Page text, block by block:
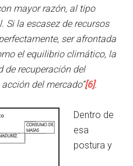
mayor razón, al tipo
Si la escasez de recursos
ser afrontada
el equilibrio climático, la
de recuperación del
del mercado”[6].
Dentro de
esa
postura y